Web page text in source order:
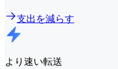
支出を減らす
より速い転送